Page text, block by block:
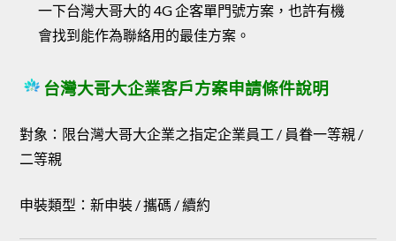
一下台灣大哥大的 4G 企客單門號方案，也許有機
會找到能作為聯絡用的最佳方案。
台灣大哥大企業客戶方案申請條件說明
對象：限台灣大哥大企業之指定企業員工 / 員眷一等親 /
二等親
申裝類型：新申裝 / 攜碼 / 續約